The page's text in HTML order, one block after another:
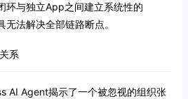
环与独立App之间建立系统性的
法解决全部链路断点。
系
AI Agent揭示了一个被忽视的组织张